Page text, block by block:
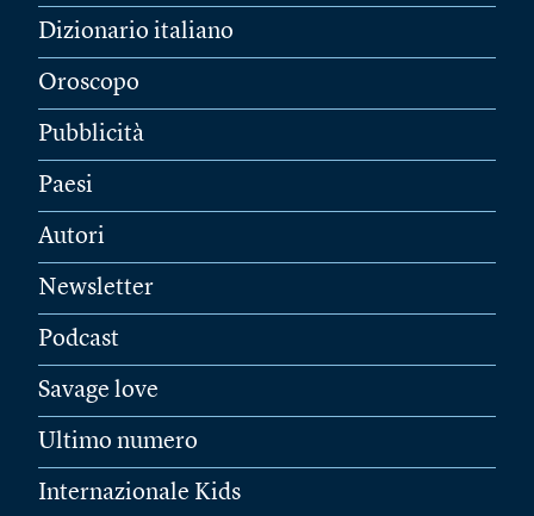
Dizionario italiano
Oroscopo
Pubblicità
Paesi
Autori
Newsletter
Podcast
Savage love
Ultimo numero
Internazionale Kids